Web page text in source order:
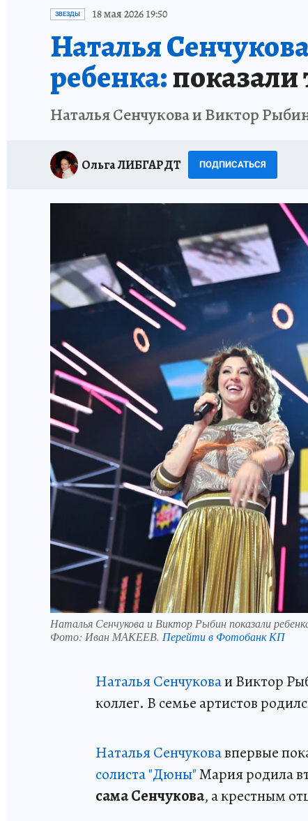
ИСПЫТАНО НА СЕБЕ
ЗВЕЗДЫ 18 мая 2026 19:50
Наталья
ребенка:
Наталья Сенчукова и Виктор
Ольга ЛИБГАРДТ ПОДПИСАТЬСЯ
Наталья Сенчукова и Виктор Рыбин показали
Фото: Иван МАКЕЕВ. Перейти в Фотобанк КП
Наталья Сенчуковаи Виктор
коллег. В семье артистов
Наталья Сенчуковавпервые
солиста "Дюны"Мария родила
сама Сенчукова, а крестным